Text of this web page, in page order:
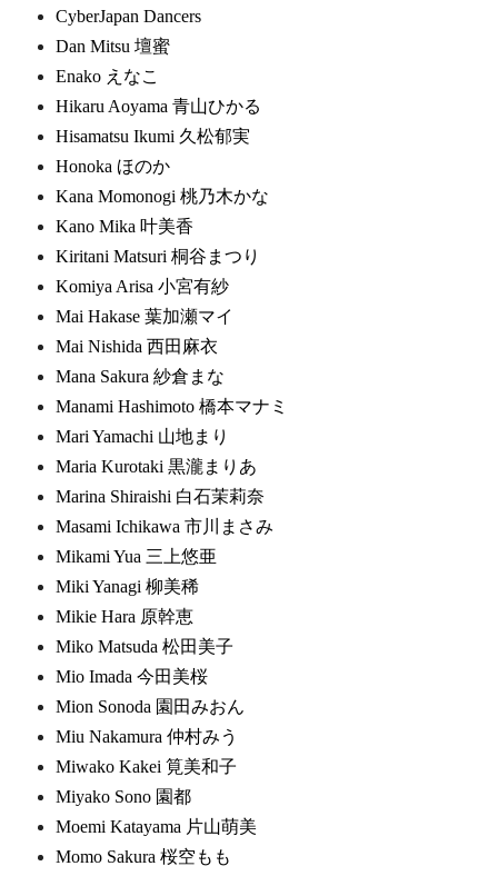
CyberJapan Dancers
Dan Mitsu 壇蜜
Enako えなこ
Hikaru Aoyama 青山ひかる
Hisamatsu Ikumi 久松郁実
Honoka ほのか
Kana Momonogi 桃乃木かな
Kano Mika 叶美香
Kiritani Matsuri 桐谷まつり
Komiya Arisa 小宮有紗
Mai Hakase 葉加瀬マイ
Mai Nishida 西田麻衣
Mana Sakura 紗倉まな
Manami Hashimoto 橋本マナミ
Mari Yamachi 山地まり
Maria Kurotaki 黒瀧まりあ
Marina Shiraishi 白石茉莉奈
Masami Ichikawa 市川まさみ
Mikami Yua 三上悠亜
Miki Yanagi 柳美稀
Mikie Hara 原幹恵
Miko Matsuda 松田美子
Mio Imada 今田美桜
Mion Sonoda 園田みおん
Miu Nakamura 仲村みう
Miwako Kakei 筧美和子
Miyako Sono 園都
Moemi Katayama 片山萌美
Momo Sakura 桜空もも